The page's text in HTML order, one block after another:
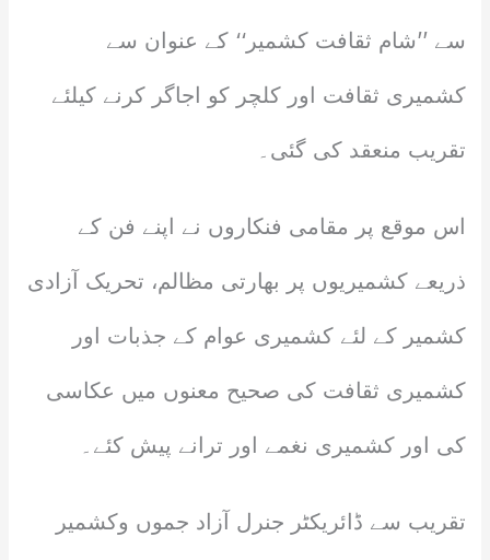
سے ’’شام ثقافت کشمیر‘‘ کے عنوان سے
کشمیری ثقافت اور کلچر کو اجاگر کرنے کیلئے
تقریب منعقد کی گئی۔
اس موقع پر مقامی فنکاروں نے اپنے فن کے
ذریعے کشمیریوں پر بھارتی مظالم، تحریک آزادی
کشمیر کے لئے کشمیری عوام کے جذبات اور
کشمیری ثقافت کی صحیح معنوں میں عکاسی
کی اور کشمیری نغمے اور ترانے پیش کئے۔
تقریب سے ڈائریکٹر جنرل آزاد جموں وکشمیر